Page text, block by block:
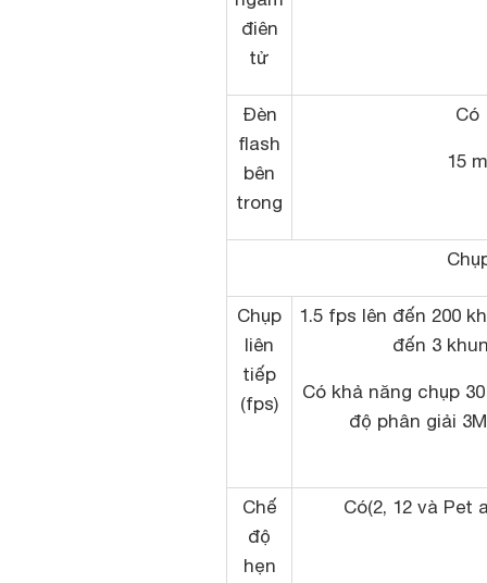
điên
tử
Đèn
flash
bên
trong
Có
15 m
Chụp
liên
tiếp
(fps)
1.5 fps lên đến 200
đến 3
Có khả năng chụp
độ phân giải
Chế
độ
hẹn
Có(2, 12 và Pet